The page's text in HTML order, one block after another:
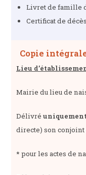
Livret de famille
Certificat de
Copie
Lieu
Mairie du lieu de
Délivré uniquement
directe) son conjoint
* pour les actes de